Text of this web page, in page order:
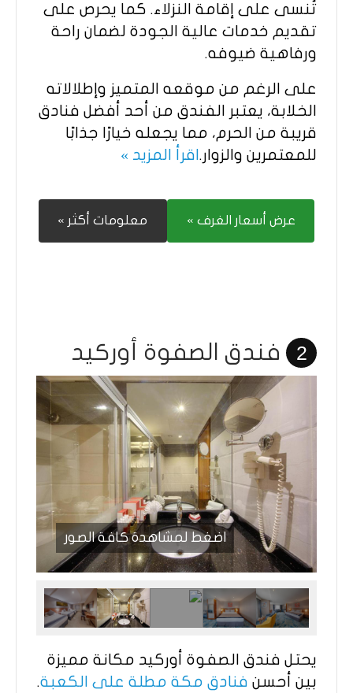
تُنسى على إقامة النزلاء. كما يحرص على
تقديم خدمات عالية الجودة لضمان راحة
ورفاهية ضيوفه.
على الرغم من موقعه المتميز وإطلالاته
الخلابة، يعتبر الفندق من أحد أفضل فنادق
قريبة من الحرم، مما يجعله خيارًا جذابًا
للمعتمرين والزوار. اقرأ المزيد »
عرض أسعار الغرف » معلومات أكثر »
2 فندق الصفوة أوركيد
اضغط لمشاهدة كافة الصور
يحتل فندق الصفوة أوركيد مكانة مميزة
بين أحسن فنادق مكة مطلة على الكعبة.